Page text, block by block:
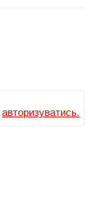
авторизуватись.